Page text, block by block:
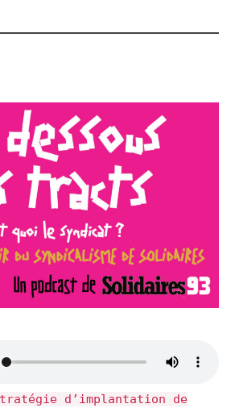
d’implantation de